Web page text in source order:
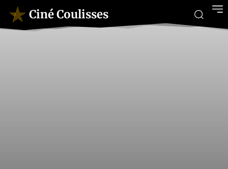
Ciné Coulisses